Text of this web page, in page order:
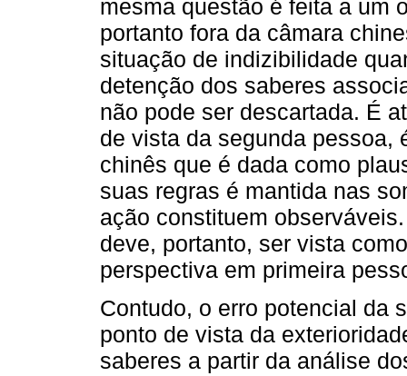
mesma questão é feita a um
portanto fora da câmara
situação de indizibilidade
detenção dos saberes
não pode ser descartada. É
de vista da segunda pessoa,
chinês que é dada como
suas regras é mantida nas
ação constituem
deve, portanto, ser vista
perspectiva em primeira
Contudo, o erro potencial da
ponto de vista da
saberes a partir da análise